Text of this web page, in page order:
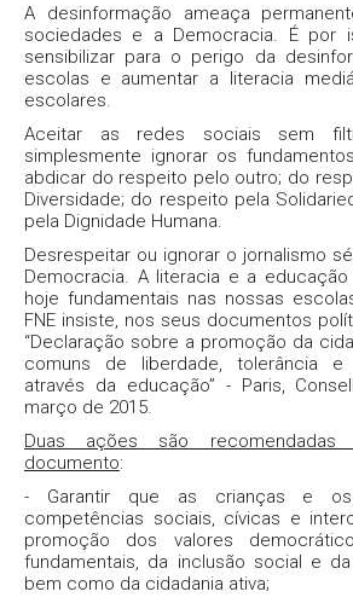
A desinformação ameaça
sociedades e a Democracia. É por
sensibilizar para o perigo da
escolas e aumentar a literacia
escolares.
Aceitar as redes sociais sem
simplesmente ignorar os
abdicar do respeito pelo outro; do
Diversidade; do respeito pela
pela Dignidade Humana.
Desrespeitar ou ignorar o jornalismo
Democracia. A literacia e a
hoje fundamentais nas nossas
FNE insiste, nos seus documentos
“Declaração sobre a promoção da
comuns de liberdade, tolerância e
através da educação” - Paris,
março de 2015.
Duas ações são recomendadas
documento:
- Garantir que as crianças e os
competências sociais, cívicas e
promoção dos valores
fundamentais, da inclusão social e
bem como da cidadania ativa;